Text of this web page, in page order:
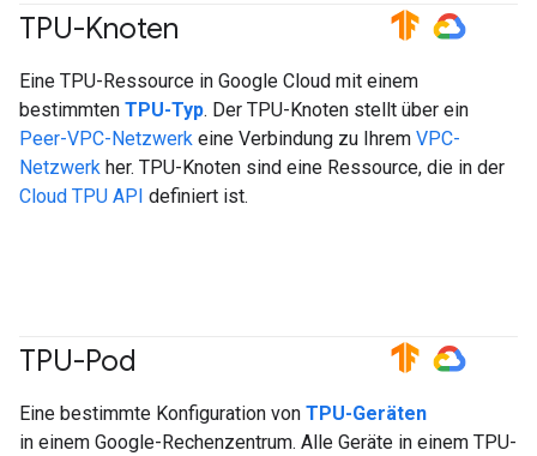
TPU-Knoten #TensorFlow #GoogleCloud
Eine TPU-Ressource in Google Cloud mit einem
bestimmten TPU-Typ. Der TPU-Knoten stellt über ein
Peer-VPC-Netzwerk eine Verbindung zu Ihrem VPC-
Netzwerk her. TPU-Knoten sind eine Ressource, die in der
Cloud TPU API definiert ist.
TPU-Pod #TensorFlow #GoogleCloud
Eine bestimmte Konfiguration von TPU-Geräten
in einem Google-Rechenzentrum. Alle Geräte in einem TPU-